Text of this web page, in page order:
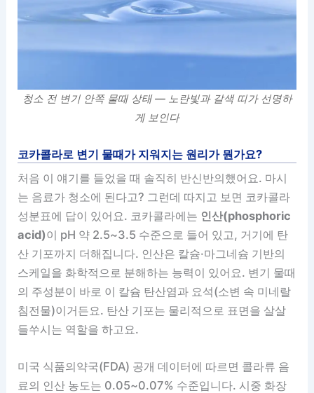
청소 전 변기 안쪽 물때 상태 — 노란빛과 갈색 띠가 선명하
게 보인다
코카콜라로 변기 물때가 지워지는 원리가 뭔가요?
처음 이 얘기를 들었을 때 솔직히 반신반의했어요. 마시
는 음료가 청소에 된다고? 그런데 따지고 보면 코카콜라
성분표에 답이 있어요. 코카콜라에는 인산(phosphoric
acid)이 pH 약 2.5~3.5 수준으로 들어 있고, 거기에 탄
산 기포까지 더해집니다. 인산은 칼슘·마그네슘 기반의
스케일을 화학적으로 분해하는 능력이 있어요. 변기 물때
의 주성분이 바로 이 칼슘 탄산염과 요석(소변 속 미네랄
침전물)이거든요. 탄산 기포는 물리적으로 표면을 살살
들쑤시는 역할을 하고요.
미국 식품의약국(FDA) 공개 데이터에 따르면 콜라류 음
료의 인산 농도는 0.05~0.07% 수준입니다. 시중 화장